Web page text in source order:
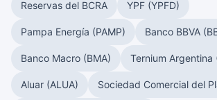
Reservas del BCRA YPF (YPFD)
Pampa Energía (PAMP) Banco BBVA
Banco Macro (BMA) Ternium Argentina
Aluar (ALUA) Sociedad Comercial del